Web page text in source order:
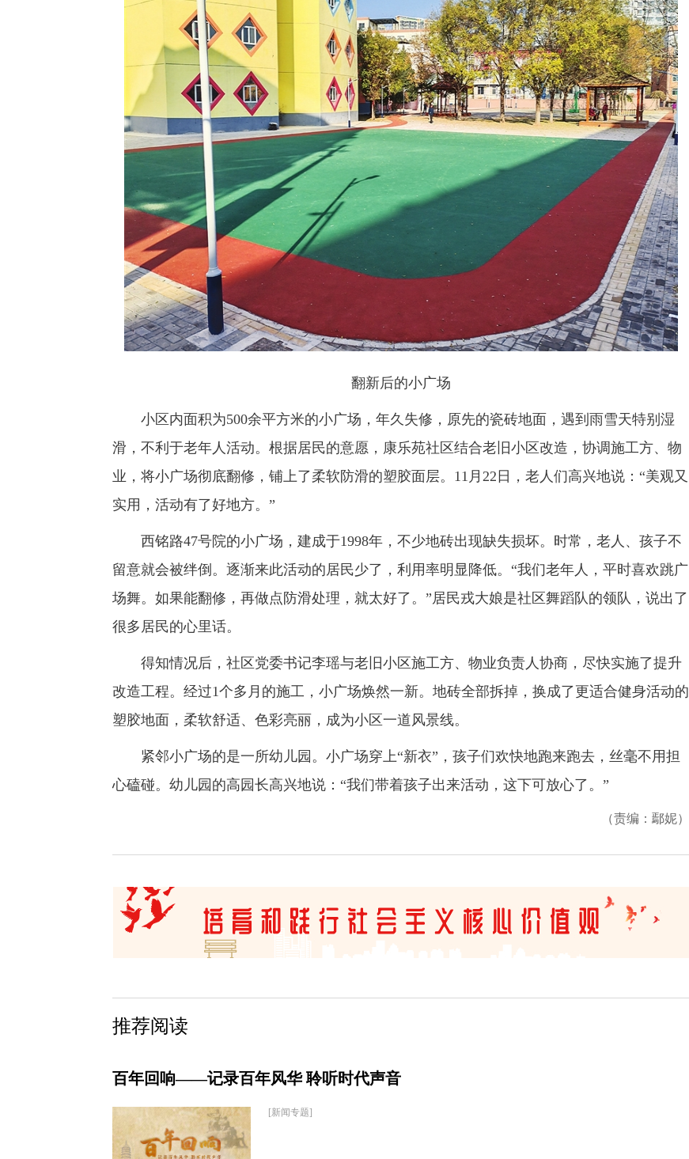
翻新后的小广场
小区内面积为500余平方米的小广场，年久失修，原先的瓷砖地面，遇到雨雪天特别湿
滑，不利于老年人活动。根据居民的意愿，康乐苑社区结合老旧小区改造，协调施工方、物
业，将小广场彻底翻修，铺上了柔软防滑的塑胶面层。11月22日，老人们高兴地说：“美观又
实用，活动有了好地方。”
西铭路47号院的小广场，建成于1998年，不少地砖出现缺失损坏。时常，老人、孩子不
留意就会被绊倒。逐渐来此活动的居民少了，利用率明显降低。“我们老年人，平时喜欢跳广
场舞。如果能翻修，再做点防滑处理，就太好了。”居民戎大娘是社区舞蹈队的领队，说出了
很多居民的心里话。
得知情况后，社区党委书记李瑶与老旧小区施工方、物业负责人协商，尽快实施了提升
改造工程。经过1个多月的施工，小广场焕然一新。地砖全部拆掉，换成了更适合健身活动的
塑胶地面，柔软舒适、色彩亮丽，成为小区一道风景线。
紧邻小广场的是一所幼儿园。小广场穿上“新衣”，孩子们欢快地跑来跑去，丝毫不用担
心磕碰。幼儿园的高园长高兴地说：“我们带着孩子出来活动，这下可放心了。”
（责编：鄢妮）
推荐阅读
百年回响——记录百年风华 聆听时代声音
[新闻专题]